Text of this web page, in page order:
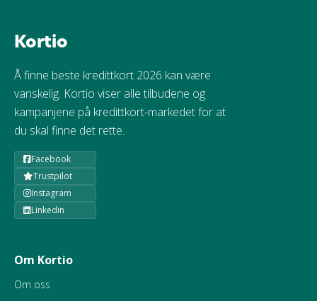
Kortio
Å finne beste kredittkort 2026 kan være
vanskelig. Kortio viser alle tilbudene og
kampanjene på kredittkort-markedet for at
du skal finne det rette.
Facebook
Trustpilot
Instagram
Linkedin
Om Kortio
Om oss